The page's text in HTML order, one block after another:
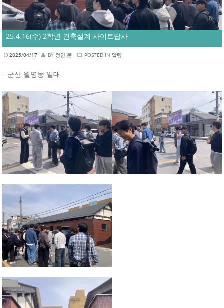
25.4.16(수) 2학년 건축설계 사이트답사
2025/04/17 BY 정인 문 POSTED IN 알림
– 군산 월명동 일대